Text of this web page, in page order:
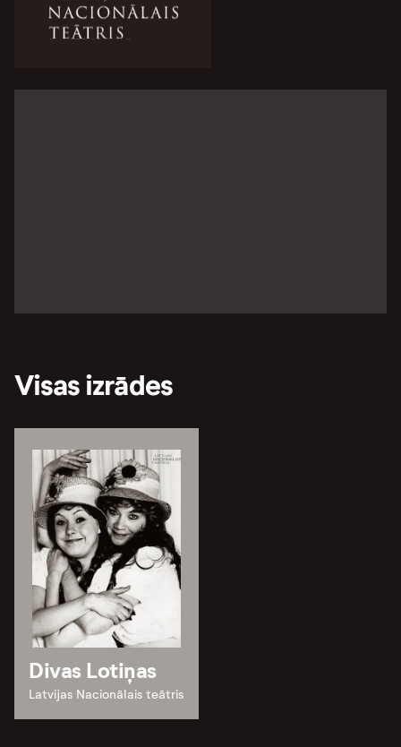
Visas izrādes
Divas Lotiņas
Latvijas Nacionālais teātris